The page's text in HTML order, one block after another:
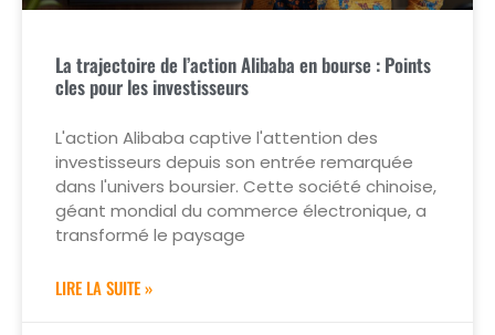
La trajectoire de l’action Alibaba en bourse : Points
cles pour les investisseurs
L'action Alibaba captive l'attention des
investisseurs depuis son entrée remarquée
dans l'univers boursier. Cette société chinoise,
géant mondial du commerce électronique, a
transformé le paysage
LIRE LA SUITE »